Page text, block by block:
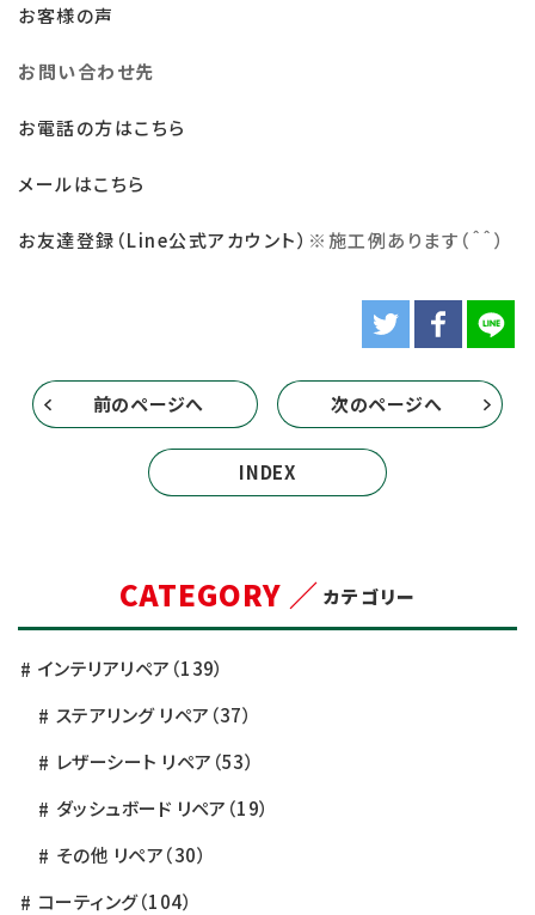
お客様の声
お問い合わせ先
お電話の方はこちら
メールはこちら
お友達登録（Line公式アカウント） ※施工例あります（＾＾）
前のページへ
INDEX
次のページへ
CATEGORY ／ カテゴリー
インテリアリペア （139）
ステアリング リペア （37）
レザーシート リペア （53）
ダッシュボード リペア （19）
その他 リペア（30）
コーティング（104）